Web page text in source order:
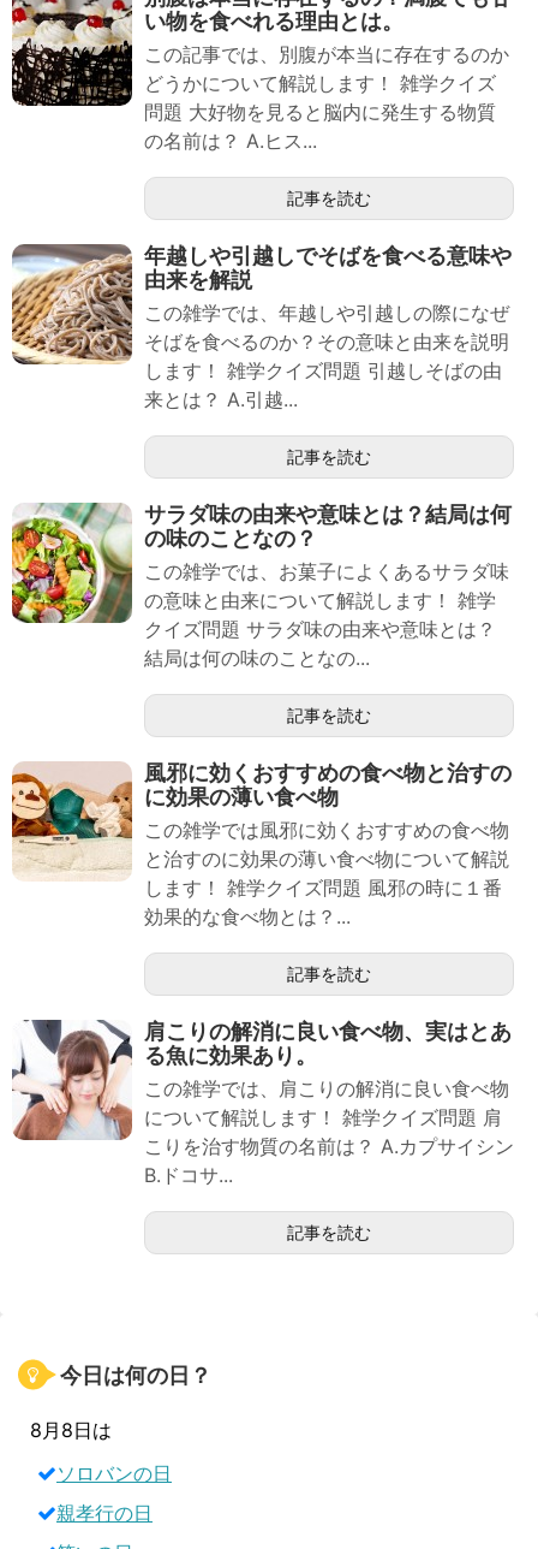
い物を食べれる理由とは。
この記事では、別腹が本当に存在するのか
どうかについて解説します！ 雑学クイズ
問題 大好物を見ると脳内に発生する物質
の名前は？ A.ヒス...
記事を読む
年越しや引越しでそばを食べる意味や
由来を解説
この雑学では、年越しや引越しの際になぜ
そばを食べるのか？その意味と由来を説明
します！ 雑学クイズ問題 引越しそばの由
来とは？ A.引越...
記事を読む
サラダ味の由来や意味とは？結局は何
の味のことなの？
この雑学では、お菓子によくあるサラダ味
の意味と由来について解説します！ 雑学
クイズ問題 サラダ味の由来や意味とは？
結局は何の味のことなの...
記事を読む
風邪に効くおすすめの食べ物と治すの
に効果の薄い食べ物
この雑学では風邪に効くおすすめの食べ物
と治すのに効果の薄い食べ物について解説
します！ 雑学クイズ問題 風邪の時に１番
効果的な食べ物とは？...
記事を読む
肩こりの解消に良い食べ物、実はとあ
る魚に効果あり。
この雑学では、肩こりの解消に良い食べ物
について解説します！ 雑学クイズ問題 肩
こりを治す物質の名前は？ A.カプサイシン
B.ドコサ...
記事を読む
今日は何の日？
8月8日は
ソロバンの日
親孝行の日